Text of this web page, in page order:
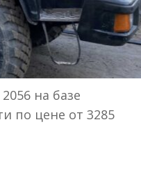
на базе
по цене от 3285